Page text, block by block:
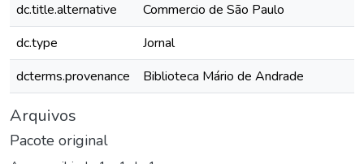
dc.title.alternative
Commercio de São Paulo
dc.type
Jornal
dcterms.provenance
Biblioteca Mário de Andrade
Arquivos
Pacote original